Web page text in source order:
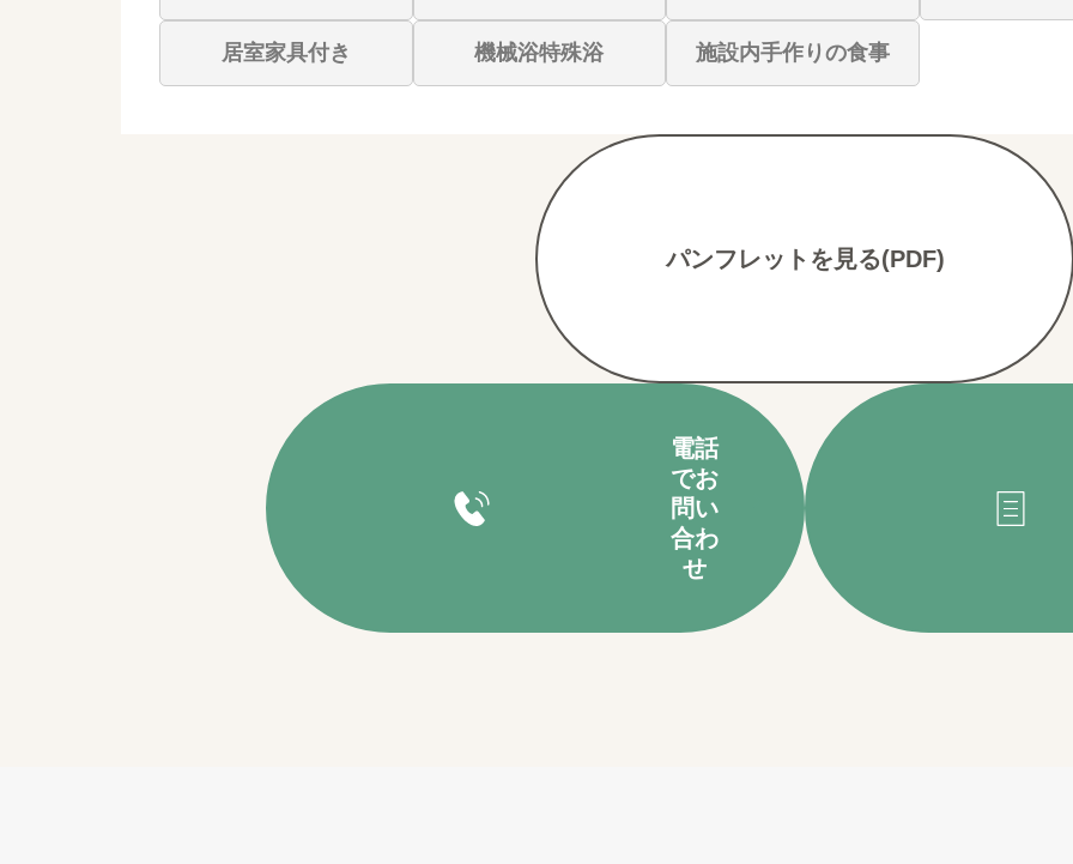
居室家具付き 機械浴特殊浴 施設内手作りの食事
パンフレットを見る(PDF)
電話
でお
問い
合わ
せ